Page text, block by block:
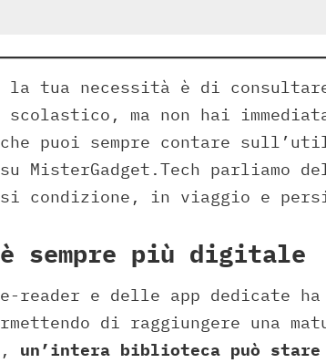
la tua necessità è di
scolastico, ma non hai
puoi sempre contare
MisterGadget.Tech parliamo
condizione, in viaggio e
sempre più digitale
reader e delle app dedicate
di raggiungere una
un’intera biblioteca può stare